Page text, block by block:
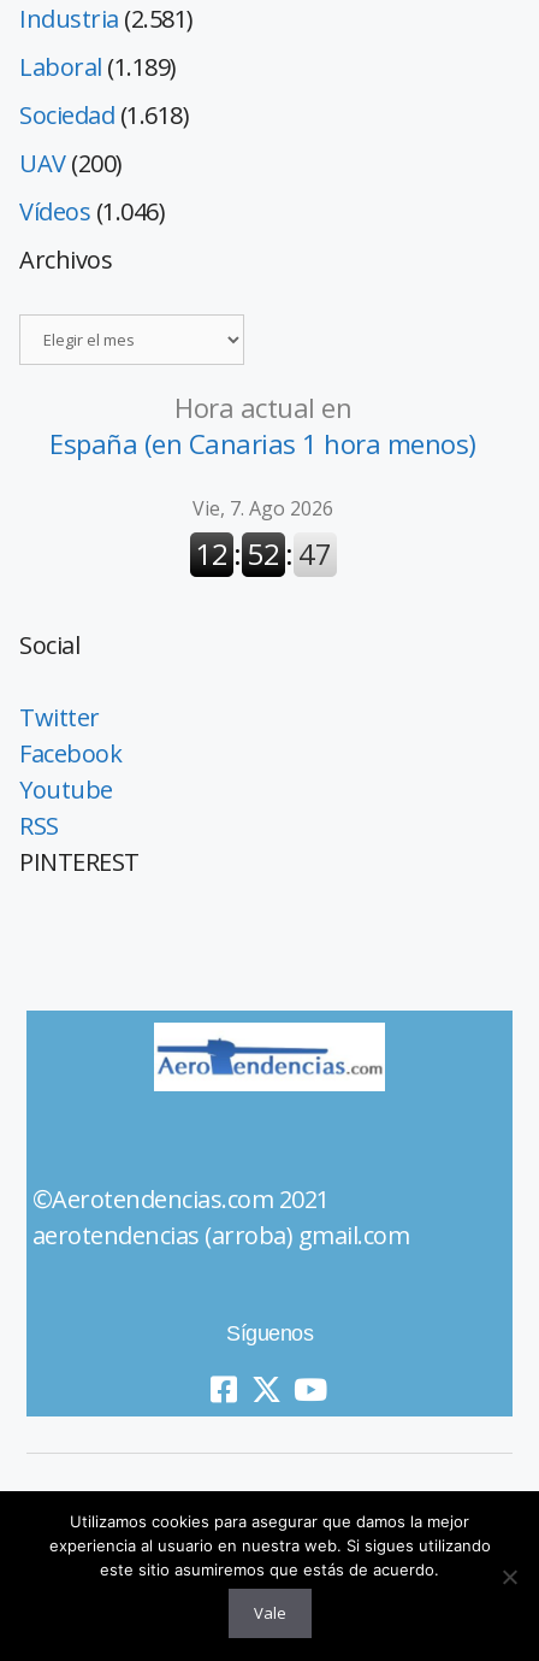
Industria (2.581)
Laboral (1.189)
Sociedad (1.618)
UAV(200)
Vídeos (1.046)
Archivos
Hora actual en
España (en Canarias 1 hora menos)
Social
Twitter
Facebook
Youtube
RSS
PINTEREST
©Aerotendencias.com 2021
aerotendencias (arroba) gmail.com
Síguenos
© 2019 All Rights Reserved
Utilizamos cookies para asegurar que damos la mejor
experiencia al usuario en nuestra web. Si sigues utilizando
este sitio asumiremos que estás de acuerdo.
Vale